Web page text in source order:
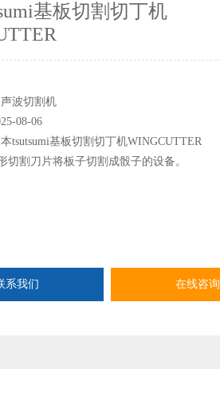
基板切割切丁机
波切割机
08-06
本tsutsumi基板切割切丁机WINGCUTTER
切割刀片将板子切割成骰子的设备。
系我们 在线咨询